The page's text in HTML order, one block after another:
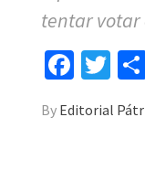
tentar votar
By Editorial